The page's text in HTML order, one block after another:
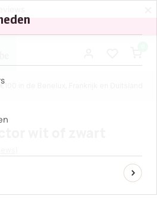
in de Benelux, Frankrijk en Duitsland
wit of zwart